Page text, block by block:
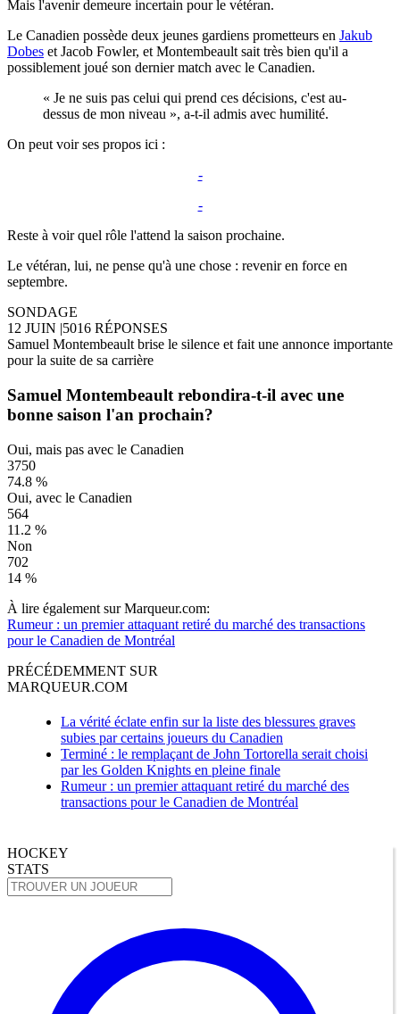
Mais l'avenir demeure incertain pour le vétéran.
Le Canadien possède deux jeunes gardiens prometteurs en Jakub
Dobes et Jacob Fowler, et Montembeault sait très bien qu'il a
possiblement joué son dernier match avec le Canadien.
« Je ne suis pas celui qui prend ces décisions, c'est au-
dessus de mon niveau », a-t-il admis avec humilité.
On peut voir ses propos ici :
-
-
Reste à voir quel rôle l'attend la saison prochaine.
Le vétéran, lui, ne pense qu'à une chose : revenir en force en
septembre.
SONDAGE
12 JUIN |5016 RÉPONSES
Samuel Montembeault brise le silence et fait une annonce importante
pour la suite de sa carrière
Samuel Montembeault rebondira-t-il avec une
bonne saison l'an prochain?
Oui, mais pas avec le Canadien
3750
74.8 %
Oui, avec le Canadien
564
11.2 %
Non
702
14 %
À lire également sur Marqueur.com:
Rumeur : un premier attaquant retiré du marché des transactions
pour le Canadien de Montréal
PRÉCÉDEMMENT SUR
MARQUEUR.COM
La vérité éclate enfin sur la liste des blessures graves
subies par certains joueurs du Canadien
Terminé : le remplaçant de John Tortorella serait choisi
par les Golden Knights en pleine finale
Rumeur : un premier attaquant retiré du marché des
transactions pour le Canadien de Montréal
HOCKEY
STATS